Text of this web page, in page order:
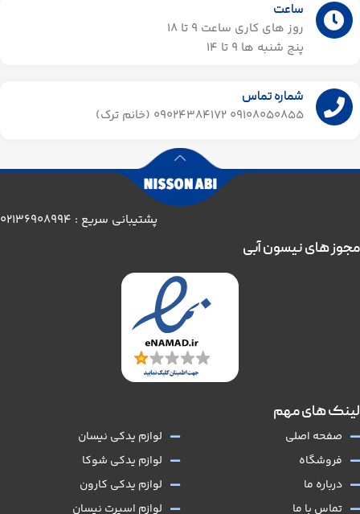
ساعت
روز های کاری ساعت ۹ تا 18
پنج شنبه ها 9 تا 14​
شماره تماس
09108050855 09024384172 (خانم ترک)
پشتیبانی سریع : 02136908994
لینک های مهم
صفحه اصلی
فروشگاه
درباره ما
تماس با ما
لوازم یدکی نیسان
لوازم یدکی شوکا
لوازم یدکی کارون
لوازم اسپرت نیسان
مجوز های نیسون آبی